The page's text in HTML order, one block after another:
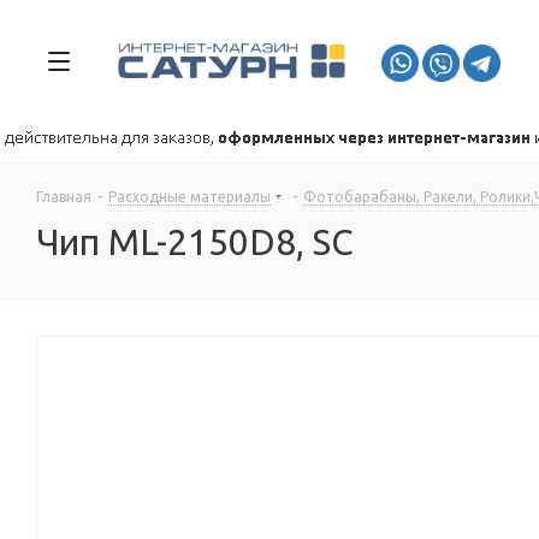
Главная - Расходные материалы - Фотобарабаны, Ракели,
Чип ML-2150D8, SC